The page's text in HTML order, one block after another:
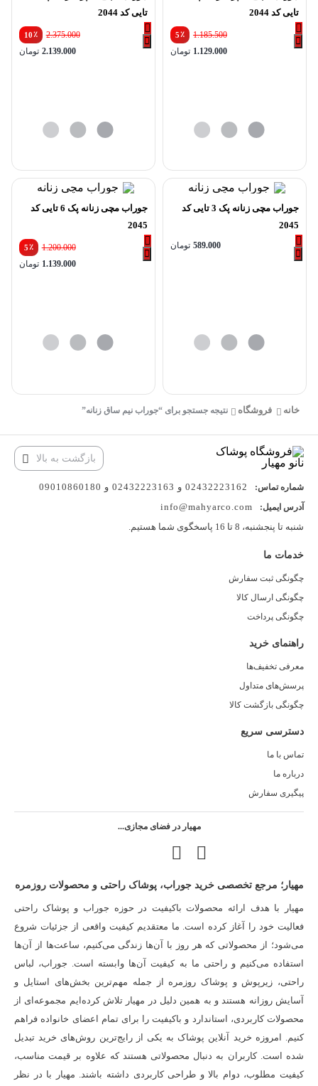
تایی کد 2044
٪5
1.185.500
تومان 1.129.000
تایی کد 2044
٪10
2.375.000
تومان 2.139.000
جوراب مچی زنانه پک 3 تایی کد
2045
تومان 589.000
جوراب مچی زنانه پک 6 تایی کد
2045
٪5
1.200.000
تومان 1.139.000
خانه فروشگاه نتیجه جستجو برای “جوراب نیم ساق زنانه”
بازگشت به بالا
شماره تماس: 02432223162 و 02432223163 و 09010860180
آدرس ایمیل:
info@mahyarco.com
شنبه تا پنجشنبه، 8 تا 16 پاسخگوی شما هستیم.
خدمات ما
چگونگی ثبت سفارش
چگونگی ارسال کالا
چگونگی پرداخت
راهنمای خرید
معرفی تخفیف‌ها
پرسش‌های متداول
چگونگی بازگشت کالا
دسترسی سریع
تماس با ما
درباره ما
پیگیری سفارش
مهیار در فضای مجازی...
مهیار؛ مرجع تخصصی خرید جوراب، پوشاک راحتی و محصولات روزمره
مهیار با هدف ارائه محصولات باکیفیت در حوزه جوراب و پوشاک راحتی
فعالیت خود را آغاز کرده است. ما معتقدیم کیفیت واقعی از جزئیات شروع
می‌شود؛ از محصولاتی که هر روز با آن‌ها زندگی می‌کنیم، ساعت‌ها از آن‌ها
استفاده می‌کنیم و راحتی ما به کیفیت آن‌ها وابسته است. جوراب، لباس
راحتی، زیرپوش و پوشاک روزمره از جمله مهم‌ترین بخش‌های استایل و
آسایش روزانه هستند و به همین دلیل در مهیار تلاش کرده‌ایم مجموعه‌ای از
محصولات کاربردی، استاندارد و باکیفیت را برای تمام اعضای خانواده فراهم
کنیم. امروزه خرید آنلاین پوشاک به یکی از رایج‌ترین روش‌های خرید تبدیل
شده است. کاربران به دنبال محصولاتی هستند که علاوه بر قیمت مناسب،
کیفیت مطلوب، دوام بالا و طراحی کاربردی داشته باشند. مهیار با در نظر